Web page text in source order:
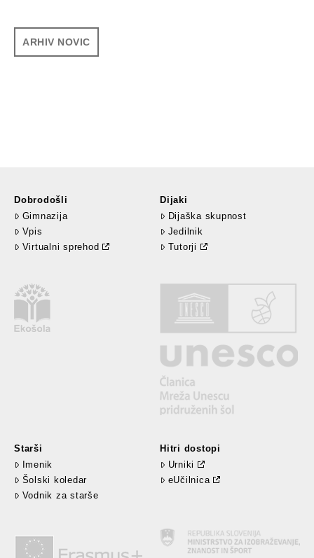
ARHIV NOVIC
Dobrodošli
Gimnazija
Vpis
Virtualni sprehod
Dijaki
Dijaška skupnost
Jedilnik
Tutorji
Starši
Imenik
Šolski koledar
Vodnik za starše
Hitri dostopi
Urniki
eUčilnica